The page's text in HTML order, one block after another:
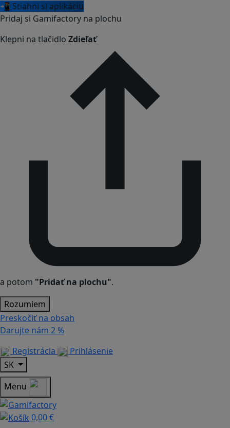
📲 Stiahni si aplikáciu
Pridaj si Gamifactory na plochu
Klepni na tlačidlo Zdieľať
a potom "Pridať na plochu".
Rozumiem
Preskočiť na obsah
Darujte nám 2 %
Registrácia
Prihlásenie
SK
Menu
0,00 €